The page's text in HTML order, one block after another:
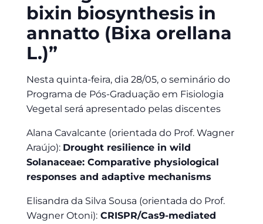
bixin biosynthesis in
annatto (Bixa orellana
L.)”
Nesta quinta-feira, dia 28/05, o seminário do
Programa de Pós-Graduação em Fisiologia
Vegetal será apresentado pelas discentes
Alana Cavalcante (orientada do Prof. Wagner
Araújo): Drought resilience in wild
Solanaceae: Comparative physiological
responses and adaptive mechanisms
Elisandra da Silva Sousa (orientada do Prof.
Wagner Otoni):CRISPR/Cas9-mediated